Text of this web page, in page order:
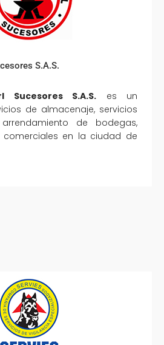
S.A.S.
Sucesores S.A.S. es un
de almacenaje, servicios
de bodegas,
comerciales en la ciudad de